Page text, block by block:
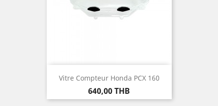
Vitre Compteur Honda PCX 160
Prix
640,00 THB